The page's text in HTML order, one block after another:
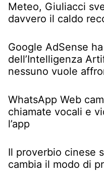
Meteo, Giuliacci
davvero il caldo
Google AdSense
dell’Intelligenza
nessuno vuole
WhatsApp Web
chiamate vocali e
l’app
Il proverbio cinese
cambia il modo di